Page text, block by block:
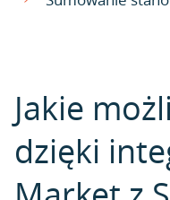
Jakie
dzięki